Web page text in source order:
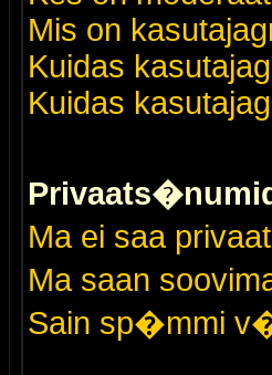
Mis on
Kuidas
Kuidas
Ma ei saa
Ma saan
Sain sp�mmi